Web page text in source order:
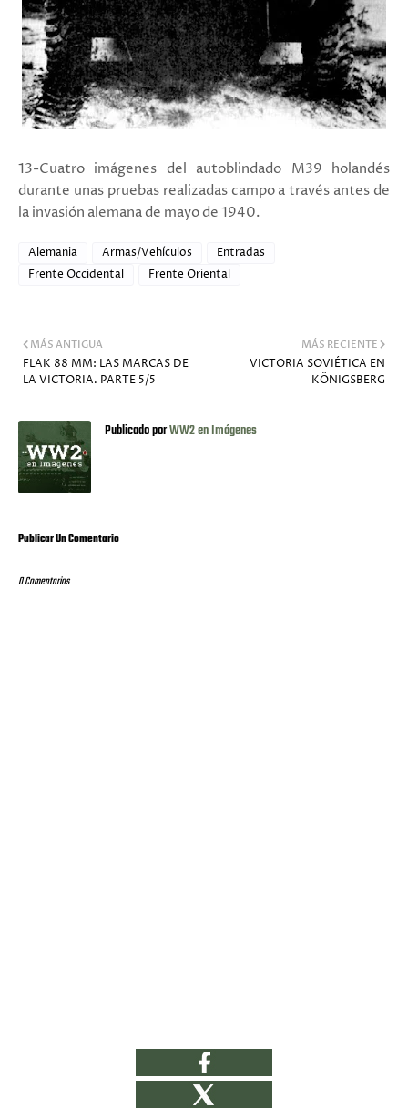
13-Cuatro imágenes del autoblindado M39 holandés
durante unas pruebas realizadas campo a través antes de
la invasión alemana de mayo de 1940.
Alemania Armas/Vehículos
Entradas
Frente Occidental
Frente Oriental
MÁS RECIENTE
VICTORIA SOVIÉTICA EN
KÖNIGSBERG
MÁS ANTIGUA
FLAK 88 MM: LAS MARCAS DE
LA VICTORIA. PARTE 5/5
Publicado porWW2 en Imágenes
Publicar Un Comentario
0 Comentarios